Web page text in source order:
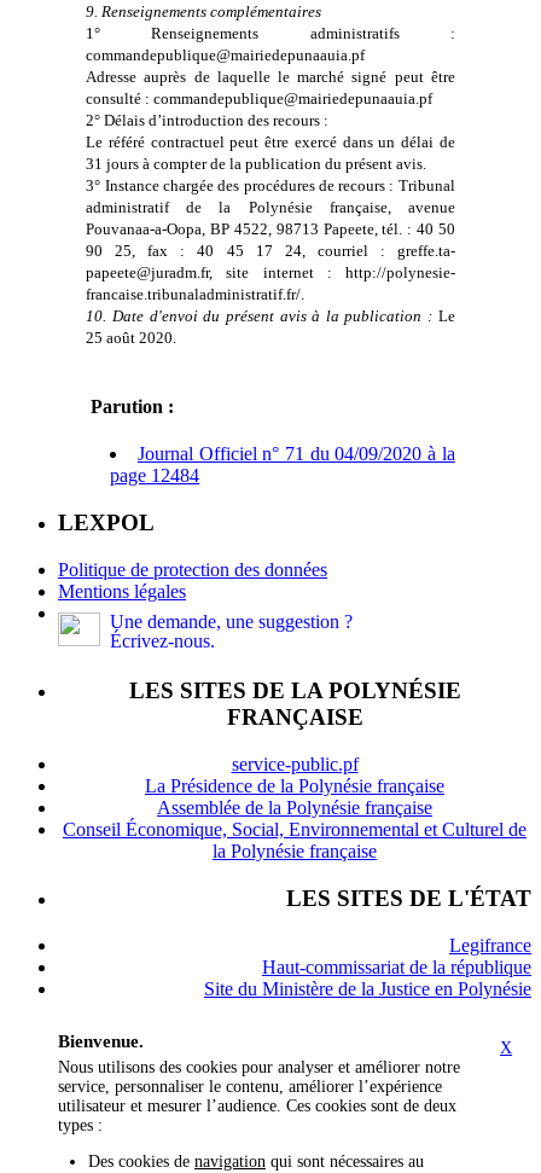
9. Renseignements complémentaires
1° Renseignements administratifs :
commandepublique@mairiedepunaauia.pf
Adresse auprès de laquelle le marché signé peut être
consulté : commandepublique@mairiedepunaauia.pf
2° Délais d’introduction des recours :
Le référé contractuel peut être exercé dans un délai de
31 jours à compter de la publication du présent avis.
3° Instance chargée des procédures de recours : Tribunal
administratif de la Polynésie française, avenue
Pouvanaa-a-Oopa, BP 4522, 98713 Papeete, tél. : 40 50
90 25, fax : 40 45 17 24, courriel : greffe.ta-
papeete@juradm.fr, site internet : http://polynesie-
francaise.tribunaladministratif.fr/.
10. Date d'envoi du présent avis à la publication : Le
25 août 2020.
Parution :
Journal Officiel n° 71 du 04/09/2020 à la
page 12484
LEXPOL
Politique de protection des données
Mentions légales
Une demande, une suggestion ?
Écrivez-nous.
LES SITES DE LA POLYNÉSIE
FRANÇAISE
service-public.pf
La Présidence de la Polynésie française
Assemblée de la Polynésie française
Conseil Économique, Social, Environnemental et Culturel de
la Polynésie française
LES SITES DE L'ÉTAT
Legifrance
Haut-commissariat de la république
Site du Ministère de la Justice en Polynésie
X
Bienvenue.
Nous utilisons des cookies pour analyser et améliorer notre
service, personnaliser le contenu, améliorer l’expérience
utilisateur et mesurer l’audience. Ces cookies sont de deux
types :
Des cookies de navigation qui sont nécessaires au